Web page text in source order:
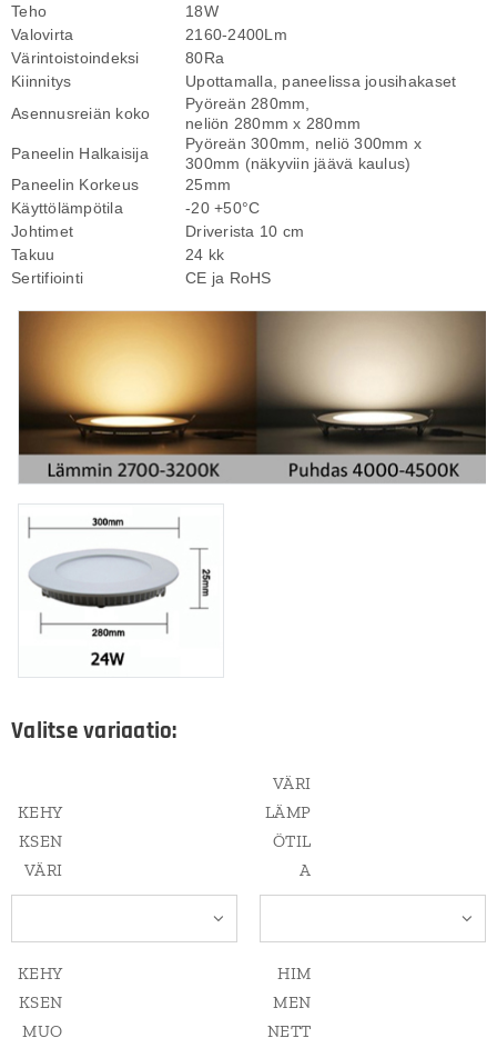
Teho
18W
Valovirta
2160-2400Lm
Värintoistoindeksi
80Ra
Kiinnitys
Upottamalla, paneelissa jousihakaset
Asennusreiän koko
Pyöreän 280mm,
neliön 280mm x 280mm
Paneelin Halkaisija
Pyöreän 300mm, neliö 300mm x
300mm (näkyviin jäävä kaulus)
Paneelin Korkeus
25mm
Käyttölämpötila
-20 +50°C
Johtimet
Driverista 10 cm
Takuu
24 kk
Sertifiointi
CE ja RoHS
Valitse variaatio:
KEHY
KSEN
VÄRI
VÄRI
LÄMP
ÖTIL
A
KEHY
KSEN
MUO
HIM
MEN
NETT